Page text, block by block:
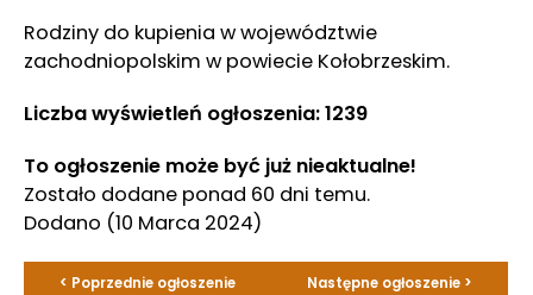
Rodziny do kupienia w województwie
zachodniopolskim w powiecie Kołobrzeskim.
Liczba wyświetleń ogłoszenia: 1239
To ogłoszenie może być już nieaktualne!
Zostało dodane ponad 60 dni temu.
Dodano (10 Marca 2024)
< Poprzednie ogłoszenie Następne ogłoszenie >